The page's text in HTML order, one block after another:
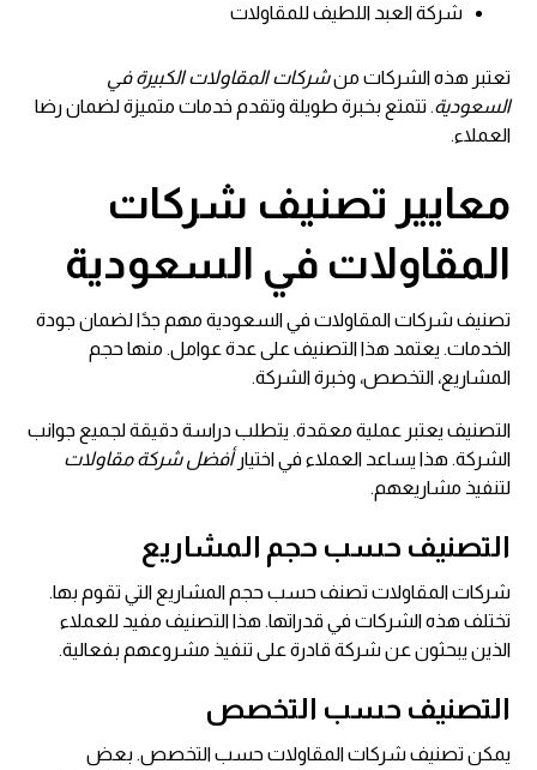
شركة العبد اللطيف للمقاولات
تعتبر هذه الشركات منشركات المقاولات الكبيرة في
السعودية. تتمتع بخبرة طويلة وتقدم خدمات متميزة لضمان رضا
العملاء.
معايير تصنيف شركات
المقاولات في السعودية
تصنيف شركات المقاولات في السعودية مهم جدًا لضمان جودة
الخدمات. يعتمد هذا التصنيف على عدة عوامل. منها حجم
المشاريع، التخصص، وخبرة الشركة.
التصنيف يعتبر عملية معقدة. يتطلب دراسة دقيقة لجميع جوانب
الشركة. هذا يساعد العملاء في اختيارأفضل شركة مقاولات
لتنفيذ مشاريعهم.
التصنيف حسب حجم المشاريع
شركات المقاولات تصنف حسب حجم المشاريع التي تقوم بها.
تختلف هذه الشركات في قدراتها. هذا التصنيف مفيد للعملاء
الذين يبحثون عن شركة قادرة على تنفيذ مشروعهم بفعالية.
التصنيف حسب التخصص
يمكن تصنيف شركات المقاولات حسب التخصص. بعض